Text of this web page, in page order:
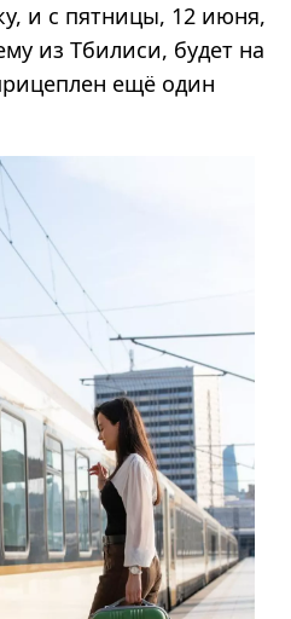
и с пятницы, 12 июня,
из Тбилиси, будет на
ещё один